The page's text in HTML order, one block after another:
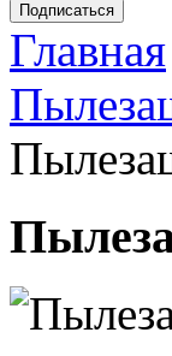
Главная